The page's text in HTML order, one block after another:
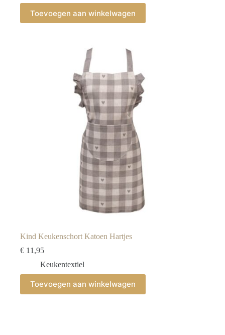
Toevoegen aan winkelwagen
Kind Keukenschort Katoen Hartjes
€ 11,95
Keukentextiel
Toevoegen aan winkelwagen